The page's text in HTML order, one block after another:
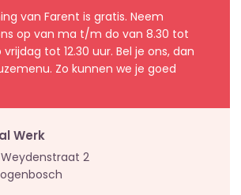
van Farent is gratis. Neem
op van ma t/m do van 8.30 tot
tot 12.30 uur. Bel je ons, dan
Zo kunnen we je goed
Werk
2